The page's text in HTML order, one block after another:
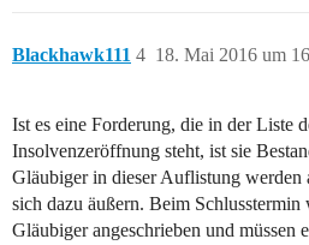
Blackhawk111 18. Mai 2016 um
4
Ist es eine Forderung, die in der Liste
Insolvenzeröffnung steht, ist sie
Gläubiger in dieser Auflistung werden
sich dazu äußern. Beim Schlusstermin
Gläubiger angeschrieben und müssen